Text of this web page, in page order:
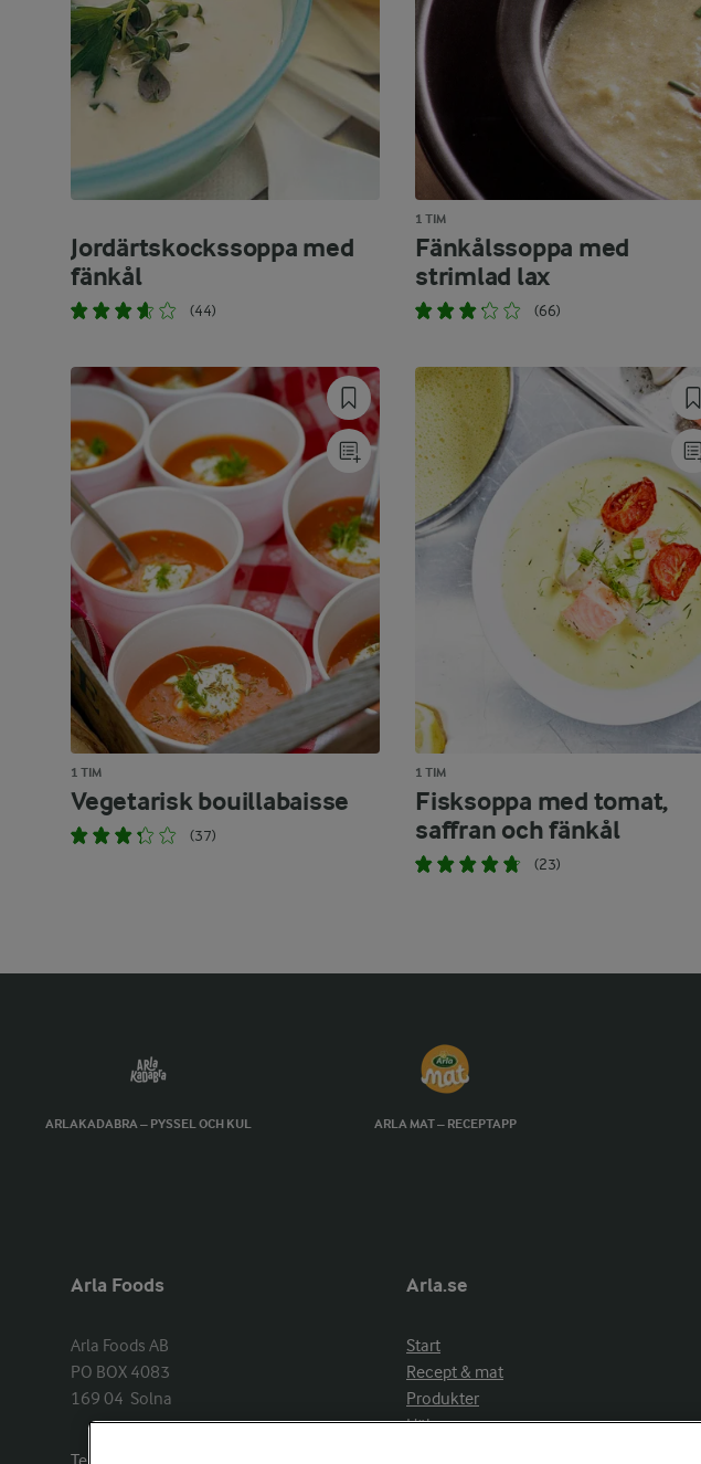
Jordärtskockssoppa med
fänkål
(44)
1 TIM
Fänkålssoppa med
strimlad lax
(66)
1 TIM
Vegetarisk bouillabaisse
(37)
1 TIM
Fisksoppa med tomat,
saffran och fänkål
(23)
ARLAKADABRA – PYSSEL OCH KUL ARLA MAT – RECEPTAPP
Arla Foods
Arla Foods AB
PO BOX 4083
169 04  Solna
Arla.se
Start
Recept & mat
Produkter
Hälsa